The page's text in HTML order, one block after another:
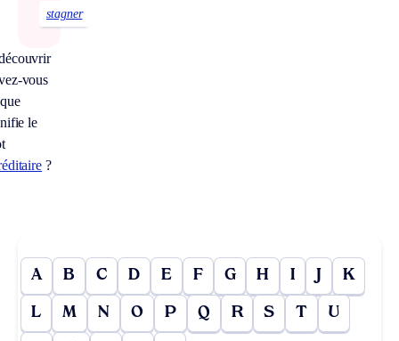
stagner
vous
le
?
A B C D E F G H I J K
L M N O P Q R S T U